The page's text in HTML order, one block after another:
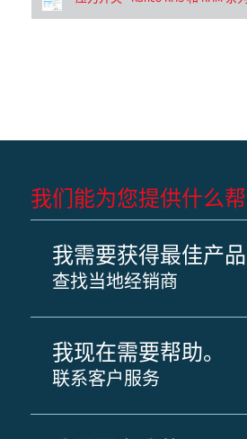
我们能为您提供什么帮
我需要获得最佳产品
查找当地经销商
我现在需要帮助。
联系客户服务